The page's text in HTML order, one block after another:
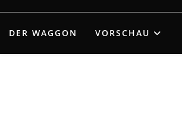
springen
DER WAGGON VORSCHAU